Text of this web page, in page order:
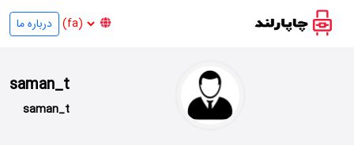
درباره ما
saman_t
saman_t